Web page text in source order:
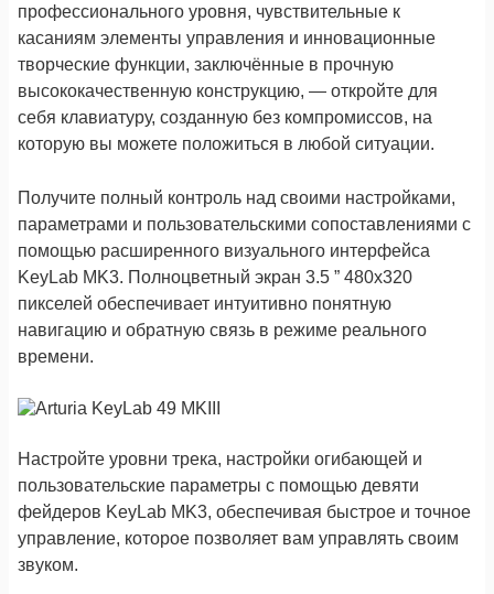
профессионального уровня, чувствительные к
касаниям элементы управления и инновационные
творческие функции, заключённые в прочную
высококачественную конструкцию, — откройте для
себя клавиатуру, созданную без компромиссов, на
которую вы можете положиться в любой ситуации.
Получите полный контроль над своими настройками,
параметрами и пользовательскими сопоставлениями с
помощью расширенного визуального интерфейса
KeyLab MK3. Полноцветный экран 3.5 ” 480x320
пикселей обеспечивает интуитивно понятную
навигацию и обратную связь в режиме реального
времени.
Настройте уровни трека, настройки огибающей и
пользовательские параметры с помощью девяти
фейдеров KeyLab MK3, обеспечивая быстрое и точное
управление, которое позволяет вам управлять своим
звуком.